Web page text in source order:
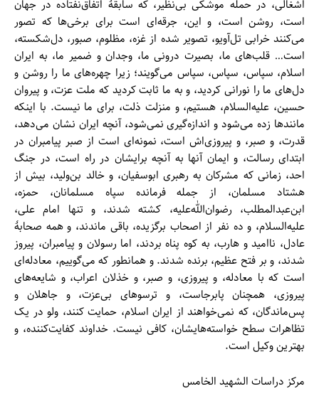
اشغالی، در حمله موشکی بی‌نظیر، که سابقهٔ اتفاق‌نفتاده در جهان
است، روشن است، و این، جرقه‌ای است برای برخی‌ها که تصور
می‌کنند خرابی تل‌آویو، تصویر شده از غزه، مظلوم، صبور، دل‌شکسته،
است… قلب‌های ما، بصیرت درونی ما، وجدان و ضمیر ما، به ایران
اسلام، سپاس، سپاس، سپاس می‌گویند؛ زیرا چهره‌های ما را روشن و
دل‌های ما را نورانی کردید، و به ما ثابت کردید که ملت عزت، و پیروان
حسین، علیه‌السلام، هستیم، و منزلت ذلت، برای ما نیست. با اینکه
مانندها زده می‌شود و اندازه‌گیری نمی‌شود، آنچه ایران نشان می‌دهد،
قدرت، و صبر، و پیروزی‌اش است، نمونه‌ای است از صبر پیامبران در
ابتدای رسالت، و ایمان آنها به آنچه برایشان در راه است، در جنگ
احد، زمانی که مشرکان به رهبری ابوسفیان، و خالد بن‌ولید، بیش از
هشتاد مسلمان، از جمله فرمانده سپاه مسلمانان، حمزه،
ابن‌عبدالمطلب، رضوان‌الله‌علیه، کشته شدند، و تنها امام علی،
علیه‌السلام، و ده نفر از اصحاب برگزیده، باقی ماندند، و همه صحابهٔ
عادل، ناامید و هارب، به کوه پناه بردند، اما رسولان و پیامبران، پیروز
شدند، و بر فتح عظیم، برنده شدند. و همانطور که می‌گوییم، معادله‌ای
است که با معادله، و پیروزی، و صبر، و خذلان اعراب، و شایعه‌های
پیروزی، همچنان پابرجاست، و ترسوهای بی‌عزت، و جاهلان و
پس‌ماندگان، که نمی‌خواهند از ایران اسلام، حمایت کنند، ولو در یک
تظاهرات سطح خواسته‌هایشان، کافی نیست. خداوند کفایت‌کننده، و
بهترین وکیل است.
مرکز دراسات الشهيد الخامس